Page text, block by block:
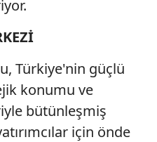
Türkiye'nin güçlü
konumu ve
bütünleşmiş
için önde